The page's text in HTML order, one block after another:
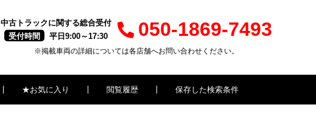
中古トラックに関する総合受付
受付時間
平日9:00～17:30 050-1869-7493
※掲載車両の詳細については各店舗へお問い合わせください。
★お気に入り 閲覧履歴 保存した検索条件